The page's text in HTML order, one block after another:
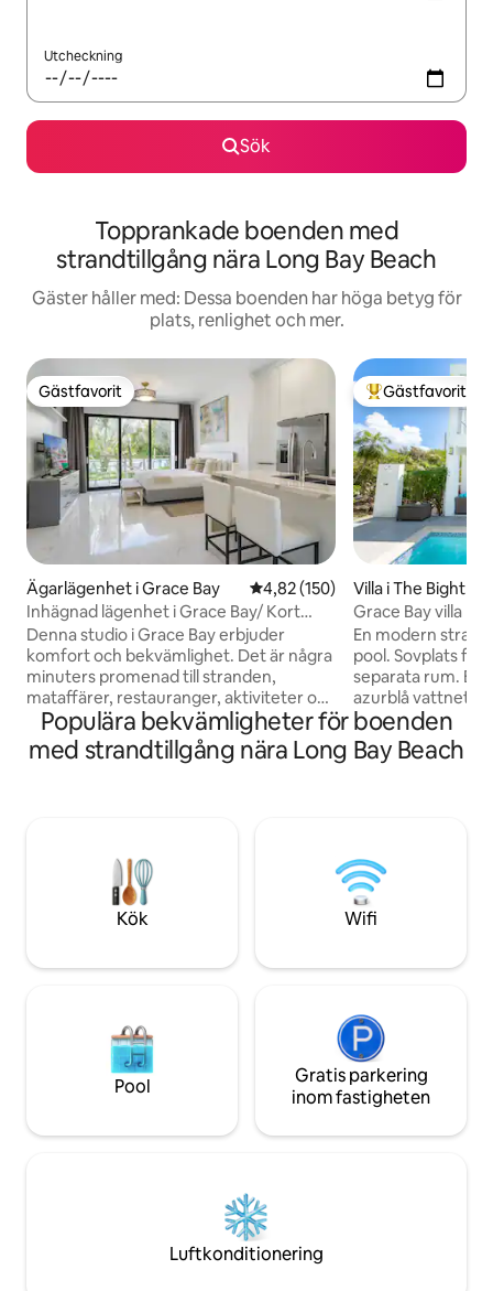
Utcheckning
Sök
Topprankade boenden med
strandtillgång nära Long Bay Beach
Gäster håller med: Dessa boenden har höga betyg för
plats, renlighet och mer.
Gästfavorit
Gästfavorit
Ägarlägenhet i Grace Bay 4,82 av 5 i genomsnittligt
4,82 (150)
Inhägnad lägenhet i Grace Bay/ Kort
promenad till allt
Denna studio i Grace Bay erbjuder
komfort och bekvämlighet. Det är några
minuters promenad till stranden,
mataffärer, restauranger, aktiviteter och
ett medicinskt centrum. Caicos Key-
lägenheten är ny och inkluderar en 55-
tums smart-TV med Fire Stick, snabbt
använda poolen och grillplatsen. Vi
strävar efter att göra din vistelse
bekväm och kan tillhandahålla allt du
behöver på begäran.
Populär
Gästfavorit
Villa i The Bight
Grace Bay villa |
Beach & Reef
En modern
pool. Sovplats för upp till 4 vuxna i
separata rum.
azurblå vattnet
korallsanden på
lugnt läge
romantisk
korallrevet för
plus flera
livsmedelsbutik
närheten.
Populära bekvämligheter för boenden
med strandtillgång nära Long Bay Beach
Kök Wifi
Pool
Gratis parkering
inom fastigheten
Luftkonditionering